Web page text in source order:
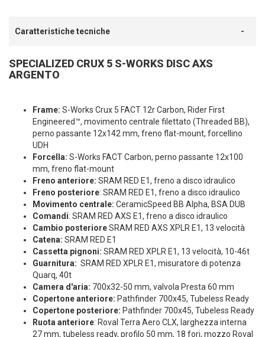
Caratteristiche tecniche
SPECIALIZED CRUX 5 S-WORKS DISC AXS
ARGENTO
Frame: S-Works Crux 5 FACT 12r Carbon, Rider First
Engineered™, movimento centrale filettato (Threaded BB),
perno passante 12x142 mm, freno flat-mount, forcellino
UDH
Forcella: S-Works FACT Carbon, perno passante 12x100
mm, freno flat-mount
Freno anteriore: SRAM RED E1, freno a disco idraulico
Freno posteriore: SRAM RED E1, freno a disco idraulico
Movimento centrale: CeramicSpeed BB Alpha, BSA DUB
Comandi: SRAM RED AXS E1, freno a disco idraulico
Cambio posterioreSRAM RED AXS XPLR E1, 13 velocità
Catena: SRAM RED E1
Cassetta pignoni: SRAM RED XPLR E1, 13 velocità, 10-46t
Guarnitura: SRAM RED XPLR E1, misuratore di potenza
Quarq, 40t
Camera d'aria: 700x32-50 mm, valvola Presta 60 mm
Copertone anteriore: Pathfinder 700x45, Tubeless Ready
Copertone posteriore: Pathfinder 700x45, Tubeless Ready
Ruota anteriore: Roval Terra Aero CLX, larghezza interna
27 mm, tubeless ready, profilo 50 mm, 18 fori, mozzo Roval